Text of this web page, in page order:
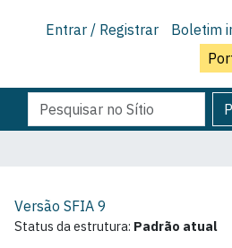
Entrar / Registrar
Boletim
Pesquisar
Pesquisa
Avançada…
Versão SFIA 9
Status da estrutura: Padrão atual